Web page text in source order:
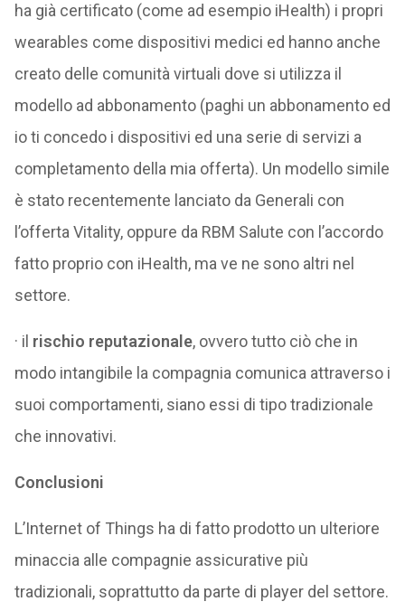
ha già certificato (come ad esempio iHealth) i propri
wearables come dispositivi medici ed hanno anche
creato delle comunità virtuali dove si utilizza il
modello ad abbonamento (paghi un abbonamento ed
io ti concedo i dispositivi ed una serie di servizi a
completamento della mia offerta). Un modello simile
è stato recentemente lanciato da Generali con
l’offerta Vitality, oppure da RBM Salute con l’accordo
fatto proprio con iHealth, ma ve ne sono altri nel
settore.
· il rischio reputazionale, ovvero tutto ciò che in
modo intangibile la compagnia comunica attraverso i
suoi comportamenti, siano essi di tipo tradizionale
che innovativi.
Conclusioni
L’Internet of Things ha di fatto prodotto un ulteriore
minaccia alle compagnie assicurative più
tradizionali, soprattutto da parte di player del settore.